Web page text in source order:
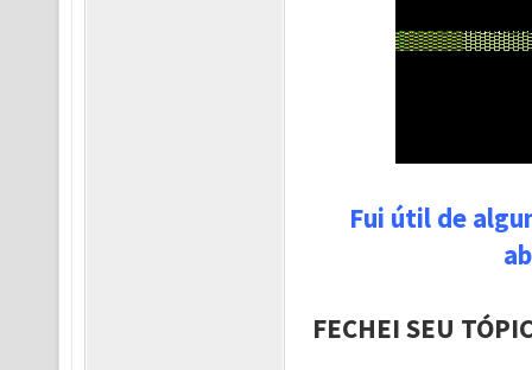
Fui útil de
FECHEI SEU